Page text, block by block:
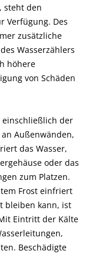
steht den
Verfügung. Des
zusätzliche
Wasserzählers
höhere
von Schäden
einschließlich der
Außenwänden,
das Wasser,
oder das
zum Platzen.
Frost einfriert
bleiben kann, ist
Eintritt der Kälte
Beschädigte